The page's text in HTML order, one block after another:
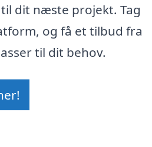
dit næste projekt. Tag
og få et tilbud fra
til dit behov.